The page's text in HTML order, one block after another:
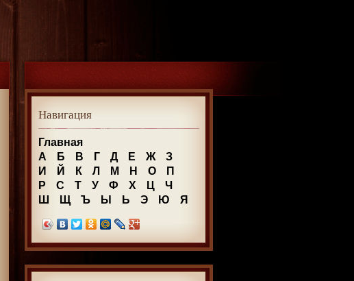
Навигация
Главная
А
Б В Г Д Е Ж
З
И
Й К Л М Н О
П
Р
С Т У Ф Х Ц
Ч
Ш
Щ Ъ Ы Ь Э Ю Я